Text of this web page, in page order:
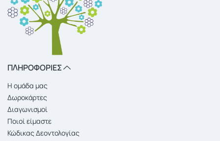
ΠΛΗΡΟΦΟΡΙΕΣ
Η ομάδα μας
Δωροκάρτες
Διαγωνισμοί
Ποιοί είμαστε
Κώδικας Δεοντολογίας